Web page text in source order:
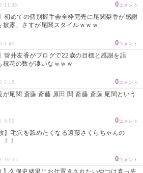
11:39 0コメント
初めての個別握手会全枠完売に尾関梨香が感謝
披露、さすが尾関スタイルｗｗｗ
1:40 0コメント
菅井友香がブログで22歳の目標と感謝を語
祝花の数が凄いなｗｗｗ
2:15 0コメント
が尾関 斎藤 斎藤 原田 関 斎藤 斎藤 尾関という
9:00 0コメント
】毛穴を舐めたくなる遠藤さくらちゃんの
！
10:55 0コメント
】久保史緒里にお仕置きされたいやつは真っ先